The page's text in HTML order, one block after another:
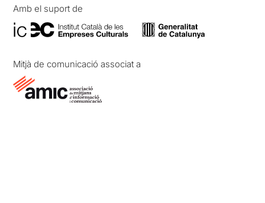
Amb el suport de
Mitjà de comunicació associat a